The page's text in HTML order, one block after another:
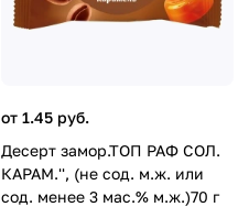
от 1.45 руб.
Десерт замор.ТОП РАФ СОЛ.
КАРАМ.'', (не сод. м.ж. или
сод. менее 3 мас.% м.ж.)70 г